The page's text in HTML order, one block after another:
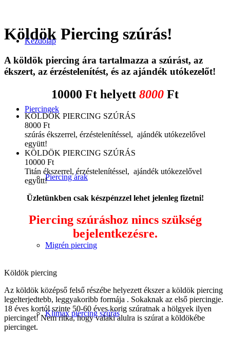
Kezdőlap
Piercingek
Piercing árak
Migrén piercing
Klimax piercing szúrás
Köldök Piercing szúrás!
A köldök piercing ára tartalmazza a szúrást, az
ékszert, az érzéstelenítést, és az ajándék utókezelőt!
10000 Ft helyett 8000 Ft
KÖLDÖK PIERCING SZÚRÁS
8000 Ft
szúrás ékszerrel, érzéstelenítéssel, ajándék utókezelővel
együtt!
KÖLDÖK PIERCING SZÚRÁS
10000 Ft
Titán ékszerrel, érzéstelenítéssel, ajándék utókezelővel
együtt!
Üzletünkben csak készpénzzel lehet jelenleg fizetni!
Piercing szúráshoz nincs szükség
bejelentkezésre.
Köldök piercing
Az köldök középső felső részébe helyezett ékszer a köldök piercing
legelterjedtebb, leggyakoribb formája . Sokaknak az első piercingje.
18 éves kortól szinte 50-60 éves korig szúratnak a hölgyek ilyen
piercinget! Nem ritka, hogy valaki alulra is szúrat a köldökébe
piercinget.